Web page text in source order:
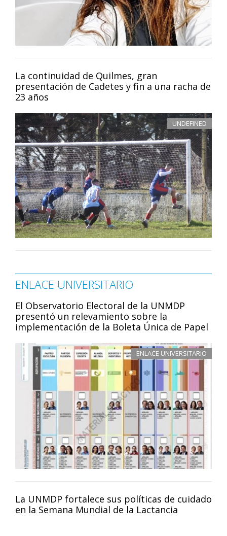
La continuidad de Quilmes, gran
presentación de Cadetes y fin a una racha de
23 años
UNDEFINED
ENLACE UNIVERSITARIO
El Observatorio Electoral de la UNMDP
presentó un relevamiento sobre la
implementación de la Boleta Única de Papel
ENLACE UNIVERSITARIO
La UNMDP fortalece sus políticas de cuidado
en la Semana Mundial de la Lactancia